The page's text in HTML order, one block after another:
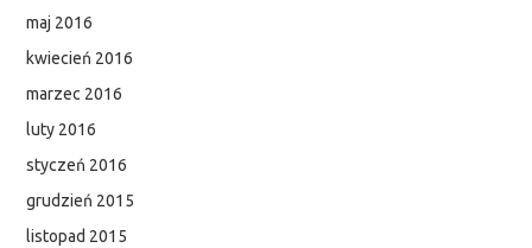
maj 2016
kwiecień 2016
marzec 2016
luty 2016
styczeń 2016
grudzień 2015
listopad 2015